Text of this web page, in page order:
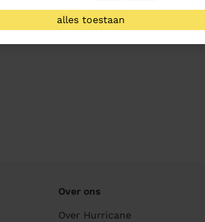
Over ons
Over Hurricane
alles toestaan